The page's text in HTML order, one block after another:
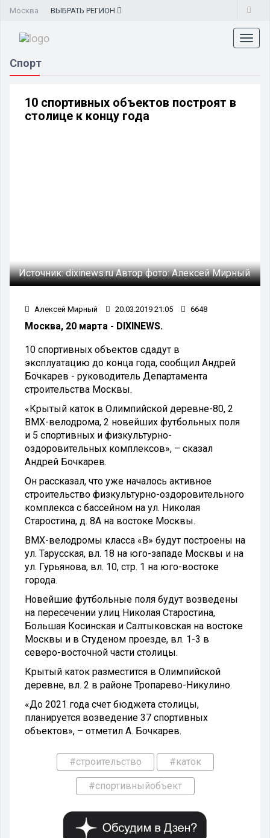
Москва ВЫБРАТЬ РЕГИОН
Спорт
10 спортивных объектов построят в
столице к концу года
Источник:dixinews.ruАвтор фото:Алексей Мирный
Алексей Мирный 20.03.2019 21:05 6648
Москва, 20 марта - DIXINEWS.
10 спортивных объектов сдадут в
эксплуатацию до конца года, сообщил Андрей
Бочкарев - руководитель Департамента
строительства Москвы.
«Крытый каток в Олимпийской деревне-80, 2
ВМХ-велодрома, 2 новейших футбольных поля
и 5 спортивных и физкультурно-
оздоровительных комплексов», – сказал
Андрей Бочкарев.
Он рассказал, что уже началось активное
строительство физкультурно-оздоровительного
комплекса с бассейном на ул. Николая
Старостина, д. 8А на востоке Москвы.
BMX-велодромы класса «B» будут построены на
ул. Тарусская, вл. 18 на юго-западе Москвы и на
ул. Гурьянова, вл. 10, стр. 1 на юго-востоке
города.
Новейшие футбольные поля будут возведены
на пересечении улиц Николая Старостина,
Большая Косинская и Салтыковская на востоке
Москвы и в Студеном проезде, вл. 1-3 в
северо-восточной части столицы.
Крытый каток разместится в Олимпийской
деревне, вл. 2 в районе Тропарево-Никулино.
«До 2021 года счет бюджета столицы,
планируется возведение 37 спортивных
объектов», – отметил А. Бочкарев.
#строительство #каток
#спортивныйобъект